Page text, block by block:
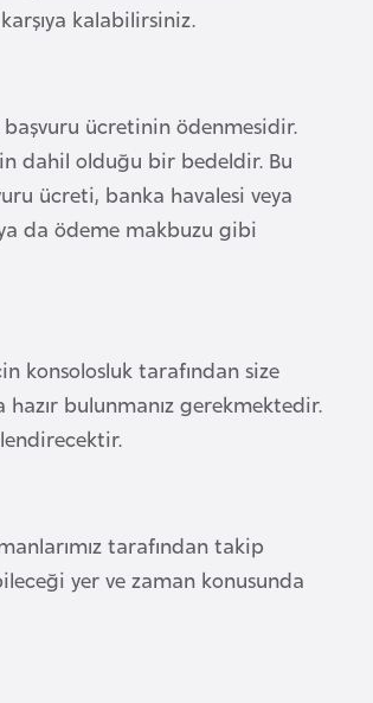
kalabilirsiniz.
ücretinin ödenmesidir.
dahil olduğu bir bedeldir. Bu
ücreti, banka havalesi veya
da ödeme makbuzu gibi
konsolosluk tarafından size
bulunmanız gerekmektedir.
tarafından takip
yer ve zaman konusunda